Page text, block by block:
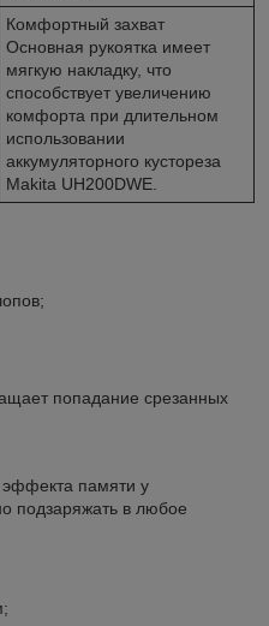
Комфортный захват
Основная рукоятка имеет
мягкую накладку, что
способствует увеличению
комфорта при длительном
использовании
аккумуляторного кустореза
Makita UH200DWE.
попадание срезанных
эффекта памяти у
подзаряжать в любое